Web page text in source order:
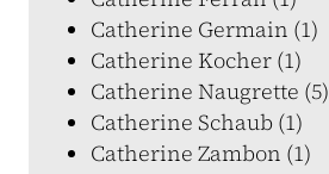
Catherine Germain (1)
Catherine Kocher (1)
Catherine Naugrette (5)
Catherine Schaub (1)
Catherine Zambon (1)